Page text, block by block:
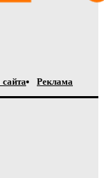
Реклама